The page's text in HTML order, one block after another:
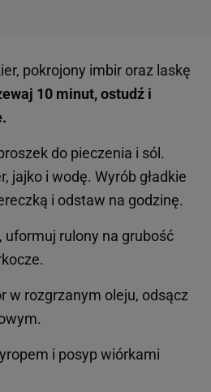
pokrojony imbir oraz laskę
10 minut, ostudź i
do pieczenia i sól.
jajko i wodę. Wyrób gładkie
i odstaw na godzinę.
uformuj rulony na grubość
w rozgrzanym oleju, odsącz
i posyp wiórkami